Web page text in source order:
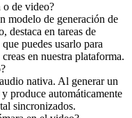
o de video?
modelo de generación de
destaca en tareas de
puedes usarlo para
en nuestra plataforma.
nativa. Al generar un
produce automáticamente
sincronizados.